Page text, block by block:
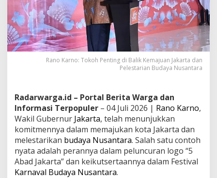
Rano Karno: Tokoh Penting di Balik Kemajuan Jakarta dan
Pelestarian Budaya Nusantara
Radarwarga.id – Portal Berita Warga dan
Informasi Terpopuler – 04 Juli 2026 | Rano Karno,
Wakil Gubernur Jakarta, telah menunjukkan
komitmennya dalam memajukan kota Jakarta dan
melestarikan budaya Nusantara. Salah satu contoh
nyata adalah perannya dalam peluncuran logo “5
Abad Jakarta” dan keikutsertaannya dalam Festival
Karnaval Budaya Nusantara.